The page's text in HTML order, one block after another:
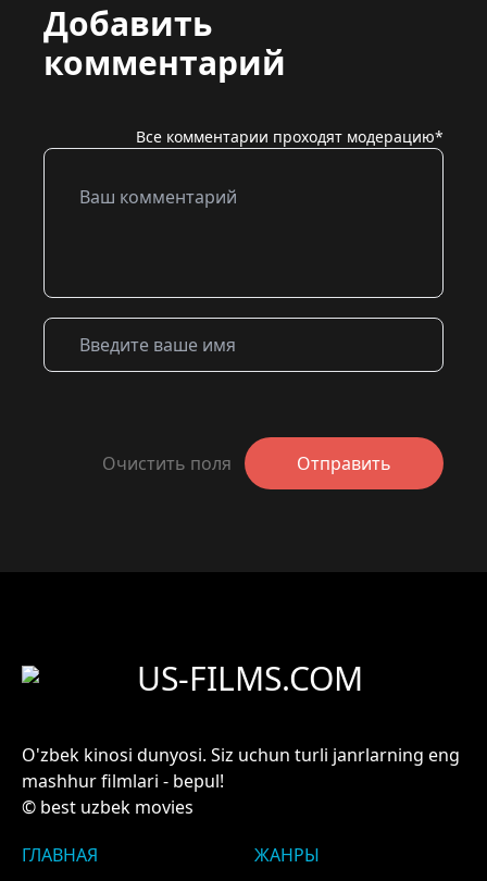
Добавить
комментарий
Все комментарии проходят модерацию*
Очистить поля Отправить
US-FILMS.COM
O'zbek kinosi dunyosi. Siz uchun turli janrlarning eng
mashhur filmlari - bepul!
© best uzbek movies
ГЛАВНАЯ
ЖАНРЫ